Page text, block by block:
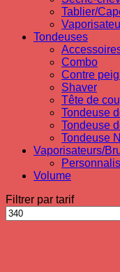
Tablier/
Tondeuses
Combo
Contre
Shaver
Tête de
Tondeuse
Tondeuse
Tondeuse
Vaporisateurs/
Volume
Filtrer par tarif
Prix
min